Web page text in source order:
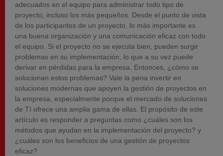
adecuados en el equipo para administrar todo tipo de
proyecto, incluso los más pequeños. Desde el punto de vista
de los participantes de un proyecto, lo más importante es
una buena organización y una comunicación eficaz con todo
el equipo. Si el proyecto no se ejecuta bien, pueden surgir
problemas en su implementación, lo que a su vez puede
derivar en pérdidas para la empresa. Entonces, ¿cómo se
solucionan estos problemas? Vale la pena invertir en
soluciones modernas que apoyen la gestión de proyectos en
la empresa, especialmente porque el mercado de soluciones
de TI ofrece una amplia gama de ellas. El propósito de este
artículo es responder a preguntas como ¿cuáles son los
métodos que ayudan en la implementación del proyecto? y
¿cuáles son los beneficios de una gestión de proyectos
eficaz?